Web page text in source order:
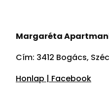
Margaréta
Cím: 3412 Bogács,
Honlap | Facebook